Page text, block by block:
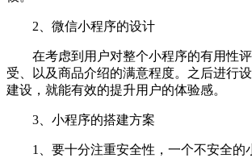
2、微信小程序的设计
在考虑到用户对整个小程序的有用性评
受、以及商品介绍的满意程度。之后进行
建设，就能有效的提升用户的体验感。
3、小程序的搭建方案
1、要十分注重安全性，一个不安全的